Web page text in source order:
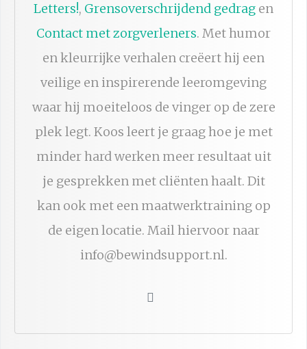
Letters!, Grensoverschrijdend gedrag en
Contact met zorgverleners. Met humor
en kleurrijke verhalen creëert hij een
veilige en inspirerende leeromgeving
waar hij moeiteloos de vinger op de zere
plek legt. Koos leert je graag hoe je met
minder hard werken meer resultaat uit
je gesprekken met cliënten haalt. Dit
kan ook met een maatwerktraining op
de eigen locatie. Mail hiervoor naar
info@bewindsupport.nl.